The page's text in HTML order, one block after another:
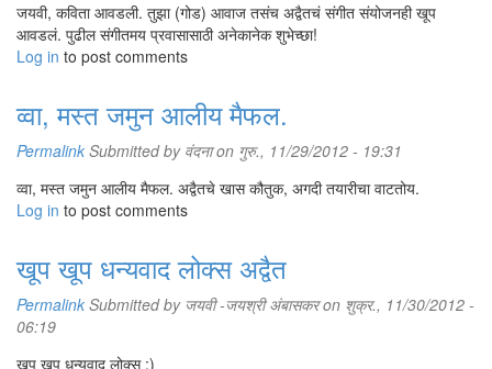
जयवी, कविता आवडली. तुझा (गोड) आवाज तसंच अद्वैतचं संगीत संयोजनही खूप
आवडलं. पुढील संगीतमय प्रवासासाठी अनेकानेक शुभेच्छा!
Log in to post comments
व्वा, मस्त जमुन आलीय मैफल.
Permalink Submitted by वंदनाon गुरु., 11/29/2012 - 19:31
व्वा, मस्त जमुन आलीय मैफल. अद्वैतचे खास कौतुक, अगदी तयारीचा वाटतोय.
Log in to post comments
खूप खूप धन्यवाद लोक्स अद्वैत
Permalink Submitted by जयवी -जयश्री अंबासकरon शुक्र., 11/30/2012 -
06:19
खूप खूप धन्यवाद लोक्स :)